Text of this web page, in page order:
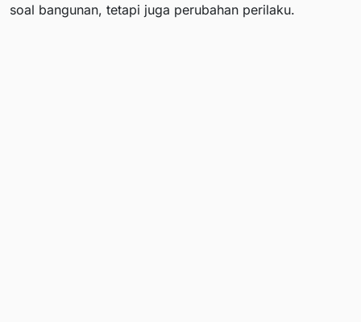
soal bangunan, tetapi juga perubahan perilaku.